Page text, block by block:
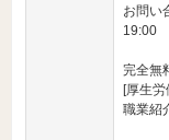
お問い
19:00
完全無
[厚生
職業紹